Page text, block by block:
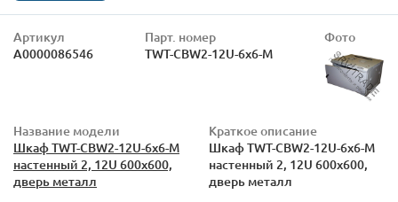
Артикул
А0000086546
Парт. номер
TWT-CBW2-12U-6x6-M
Фото
Название модели
Шкаф TWT-CBW2-12U-6x6-M
настенный 2, 12U 600x600,
дверь металл
Краткое описание
Шкаф TWT-CBW2-12U-6x6-M
настенный 2, 12U 600x600,
дверь металл